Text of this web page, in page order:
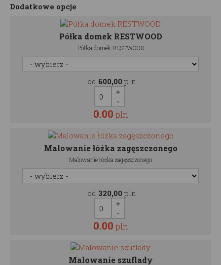
Dodatkowe opcje
Półka domek RESTWOOD
Półka domek RESTWOOD
od 600,00 pln
0.00 pln
Malowanie łóżka zagęszczonego
Malowanie łóżka zagęszczonego
od 320,00 pln
0.00 pln
Malowanie szuflady